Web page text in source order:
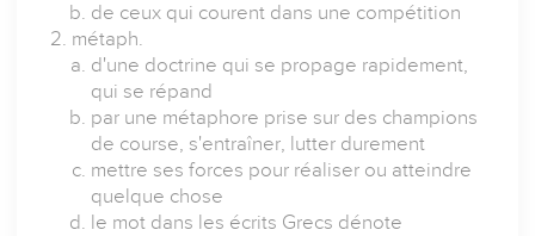
de ceux qui courent dans une compétition
métaph.
d'une doctrine qui se propage rapidement,
qui se répand
par une métaphore prise sur des champions
de course, s'entraîner, lutter durement
mettre ses forces pour réaliser ou atteindre
quelque chose
le mot dans les écrits Grecs dénote